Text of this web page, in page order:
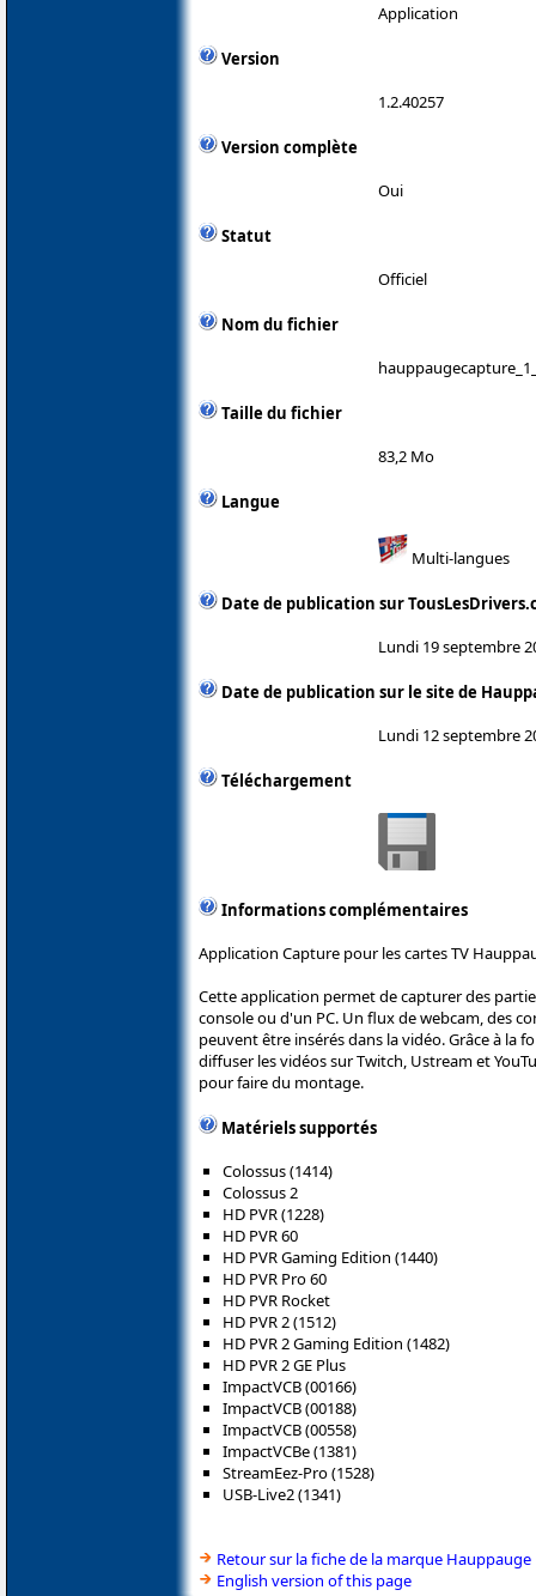
Application
Version
1.2.40257
Version complète
Oui
Statut
Officiel
Nom du fichier
Taille du fichier
83,2 Mo
Langue
Multi-langues
Date de publication sur
Lundi 19 septembre
Date de publication sur le site de
Lundi 12 septembre
Téléchargement
Informations complémentaires
Application Capture pour les cartes TV
Cette application permet de capturer des
console ou d'un PC. Un flux de webcam, des
peuvent être insérés dans la vidéo. Grâce à la
diffuser les vidéos sur Twitch, Ustream et
pour faire du montage.
Matériels supportés
Colossus (1414)
Colossus 2
HD PVR (1228)
HD PVR 60
HD PVR Gaming Edition (1440)
HD PVR Pro 60
HD PVR Rocket
HD PVR 2 (1512)
HD PVR 2 Gaming Edition (1482)
HD PVR 2 GE Plus
ImpactVCB (00166)
ImpactVCB (00188)
ImpactVCB (00558)
ImpactVCBe (1381)
StreamEez-Pro (1528)
USB-Live2 (1341)
Retour sur la fiche de la marque Hauppauge
English version of this page